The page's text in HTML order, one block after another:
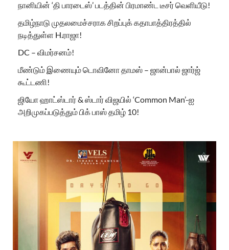
நானியின் ‘தி பாரடைஸ்’ படத்தின் பிரமாண்ட டீசர் வெளியீடு!
தமிழ்நாடு முதலமைச்சராக சிறப்புக் கதாபாத்திரத்தில்
நடித்துள்ள H.ராஜா!
DC – விமர்சனம்!
மீண்டும் இணையும் டொவினோ தாமஸ் – ஜான்பால் ஜார்ஜ்
கூட்டணி!
ஜியோ ஹாட்ஸ்டார் & ஸ்டார் விஜயில் ‘Common Man’-ஐ
அறிமுகப்படுத்தும் பிக் பாஸ் தமிழ் 10!